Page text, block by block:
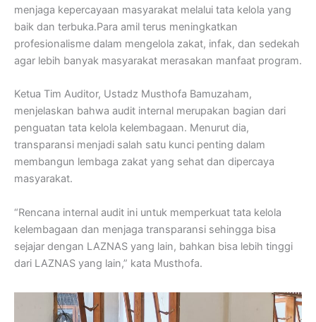
menjaga kepercayaan masyarakat melalui tata kelola yang
baik dan terbuka.Para amil terus meningkatkan
profesionalisme dalam mengelola zakat, infak, dan sedekah
agar lebih banyak masyarakat merasakan manfaat program.
Ketua Tim Auditor, Ustadz Musthofa Bamuzaham,
menjelaskan bahwa audit internal merupakan bagian dari
penguatan tata kelola kelembagaan. Menurut dia,
transparansi menjadi salah satu kunci penting dalam
membangun lembaga zakat yang sehat dan dipercaya
masyarakat.
“Rencana internal audit ini untuk memperkuat tata kelola
kelembagaan dan menjaga transparansi sehingga bisa
sejajar dengan LAZNAS yang lain, bahkan bisa lebih tinggi
dari LAZNAS yang lain,” kata Musthofa.